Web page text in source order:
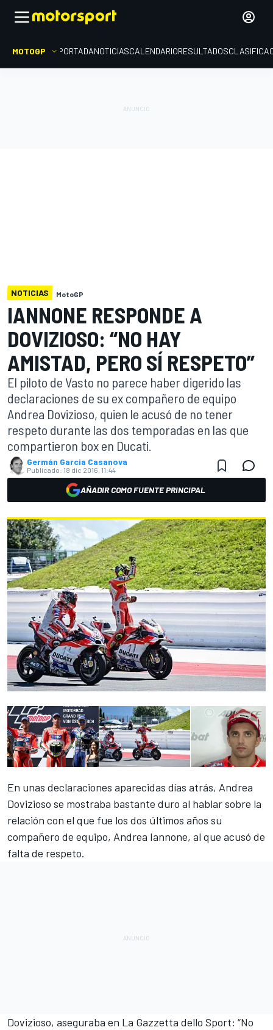
MOTOGP PORTADANOTICIASCALENDARIORESULTADOS
NOTICIAS MotoGP
IANNONE RESPONDE A
DOVIZIOSO: “NO HAY
AMISTAD, PERO SÍ RESPETO”
El piloto de Vasto no parece haber digerido las
declaraciones de su ex compañero de equipo
Andrea Dovizioso, quien le acusó de no tener
respeto durante las dos temporadas en las que
compartieron box en Ducati.
Germán Garcia Casanova
Publicado: 18 dic 2016, 11:44
AÑADIR COMO FUENTE PRINCIPAL
En unas declaraciones aparecidas días atrás, Andrea
Dovizioso se mostraba bastante duro al hablar sobre la
relación con el que fue los dos últimos años su
compañero de equipo, Andrea Iannone, al que acusó de
falta de respeto.
Dovizioso, aseguraba en La Gazzetta dello Sport: “No